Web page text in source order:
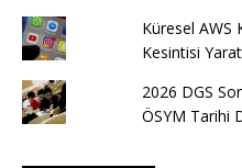
Küresel AWS
Kesintisi
2026 DGS
ÖSYM Tarihi